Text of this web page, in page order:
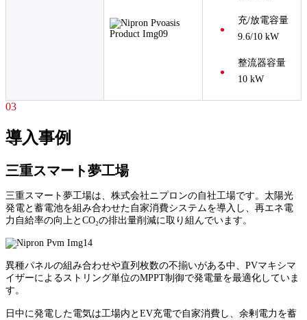
充/放電容量
9.6/10 kW
整流器容量
10 kW
03
導入事例
三重スマート夢工場
三重スマート夢工場は、株式会社ニプロンの自社工場です。太陽光
発電と蓄電池を組み合わせた自家消費システムを導入し、再エネ電
力自給率の向上とCO₂の排出量削減に取り組んでいます。
異種パネルの組み合わせや直列枚数の不揃いがある中、PVマキシマ
イザーによるストリング単位のMPPT制御で発電量を最適化していま
す。
日中に発電した電気は工場内とEV充電で自家消費し、余剰電力を蓄